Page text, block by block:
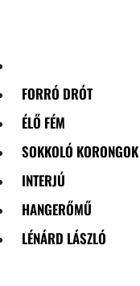
FORRÓ DRÓT
ÉLŐ FÉM
SOKKOLÓ KORONGOK
INTERJÚ
HANGERŐMŰ
LÉNÁRD LÁSZLÓ